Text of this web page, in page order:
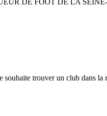
souhaite trouver un club dans la